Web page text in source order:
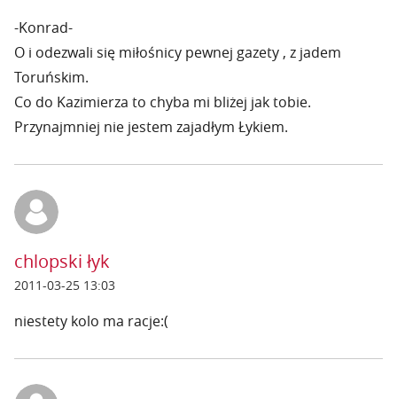
-Konrad-
O i odezwali się miłośnicy pewnej gazety , z jadem
Toruńskim.
Co do Kazimierza to chyba mi bliżej jak tobie.
Przynajmniej nie jestem zajadłym Łykiem.
chlopski łyk
2011-03-25 13:03
niestety kolo ma racje:(